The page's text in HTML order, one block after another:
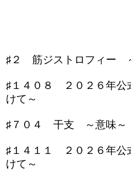
♯２ 筋ジストロフィー
♯１４０８ ２０２６年公
けて～
♯７０４ 干支 ～意味～
♯１４１１ ２０２６年公
けて～